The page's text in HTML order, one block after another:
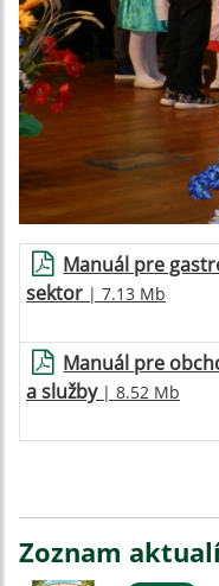
Manuál pre
sektor | 7.13 Mb
Manuál pre
a služby| 8.52 Mb
Zoznam